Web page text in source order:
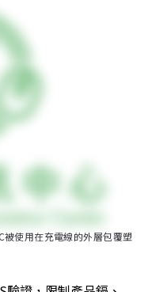
使用在充電線的外層包覆塑